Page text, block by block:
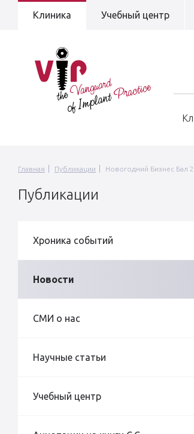
Клиника Учебный центр
Главная Публикации Новогодний Бизнес Бал
Публикации
Хроника событий
Новости
СМИ о нас
Научные статьи
Учебный центр